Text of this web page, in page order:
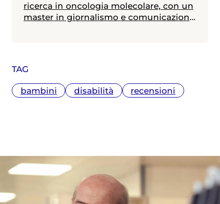
TAG
bambini disabilità recensioni
ricerca in oncologia molecolare, con un
master in giornalismo e comunicazione
Scientifica della Fondazione Umberto
Veronesi, oltre che scrittrice di libri per
bambini e ragazzi.